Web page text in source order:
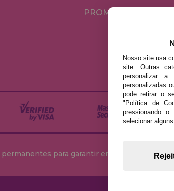
PROMOÇÕES E
para garantir entregas rápidas
Nosso site usa
site. Outras
personalizar a
personalizadas
pode retirar o
"Política de
pressionando
selecionar